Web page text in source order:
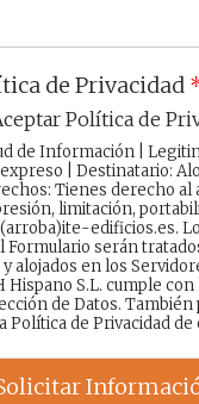
de Privacidad
Política de
de Información |
| Destinatario:
Tienes derecho al
limitación,
edificios.es.
Formulario serán
alojados en los
Hispano S.L. cumple
de Datos.
Política de Privacidadde